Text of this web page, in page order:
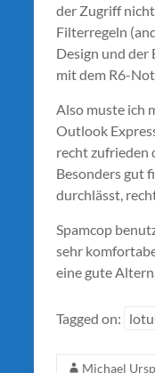
der Zugriff
Filterregeln
Design und der
mit dem R6-
Also muste ich
Outlook
recht zufrieden
Besonders gut
durchlässt,
Spamcop
sehr
eine gute
Tagged on:
Michael